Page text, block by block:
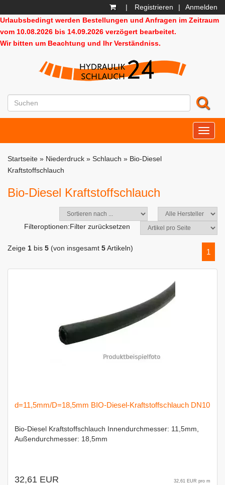
| Registrieren |
Anmelden
Urlaubsbedingt werden Bestellungen und Anfragen im Zeitraum
vom 10.08.2026 bis 14.09.2026 verzögert bearbeitet.
Wir bitten um Beachtung und Ihr Verständniss.
Startseite » Niederdruck » Schlauch » Bio-Diesel
Kraftstoffschlauch
Bio-Diesel Kraftstoffschlauch
Filteroptionen:Filter zurücksetzen
Zeige 1 bis 5 (von insgesamt 5Artikeln) 1
d=11,5mm/D=18,5mm BIO-Diesel-Kraftstoffschlauch DN10
Bio-Diesel Kraftstoffschlauch Innendurchmesser: 11,5mm,
Außendurchmesser: 18,5mm
32,61 EUR 32,61 EUR pro m